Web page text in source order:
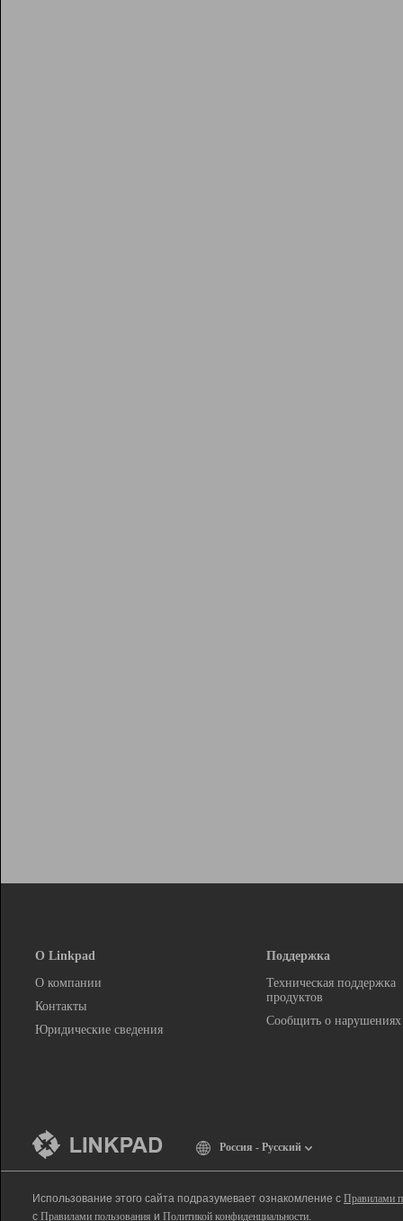
О Linkpad
О компании
Контакты
Юридические сведения
Поддержка
Техническая поддержка
продуктов
Сообщить о нарушениях
Россия - Русский
Использование этого сайта подразумевает ознакомление с Правилами
с Правилами пользования и Политикой конфиденциальности.